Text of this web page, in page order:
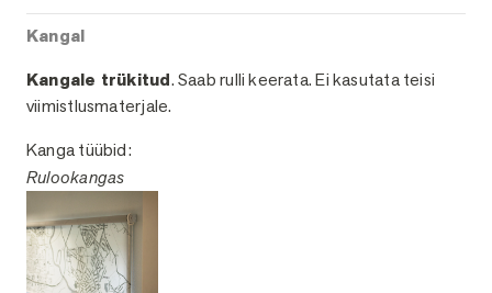
Kangal
Kangale trükitud. Saab rulli keerata. Ei kasutata teisi
viimistlusmaterjale.
Kanga tüübid:
Rulookangas